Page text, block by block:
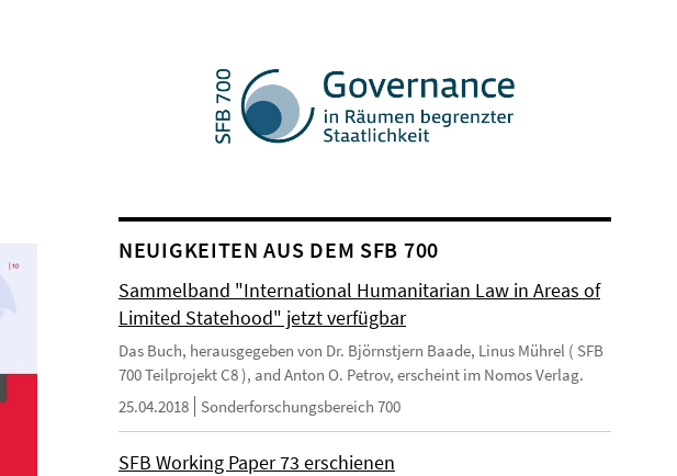
NEUIGKEITEN AUS DEM SFB 700
Sammelband "International Humanitarian Law in Areas of
Limited Statehood" jetzt verfügbar
Das Buch, herausgegeben von Dr. Björnstjern Baade, Linus Mührel ( SFB
700 Teilprojekt C8 ), and Anton O. Petrov, erscheint im Nomos Verlag.
25.04.2018
Sonderforschungsbereich 700
SFB Working Paper 73 erschienen